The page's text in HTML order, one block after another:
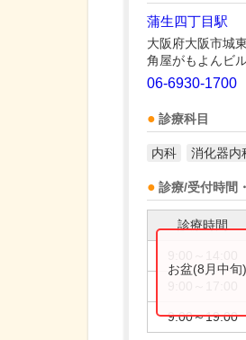
蒲生四丁目駅
大阪府大阪市城
角屋がもよんビ
06-6930-1700
診療科目
内科 消化器内
診療/受付時間
診療時間
9:00～19:00
お盆(8月中旬